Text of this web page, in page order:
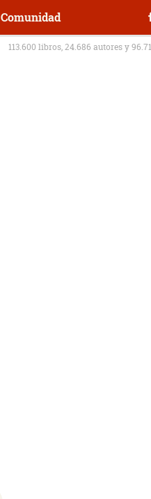
Comunidad
113.600 libros, 24.686 autores y